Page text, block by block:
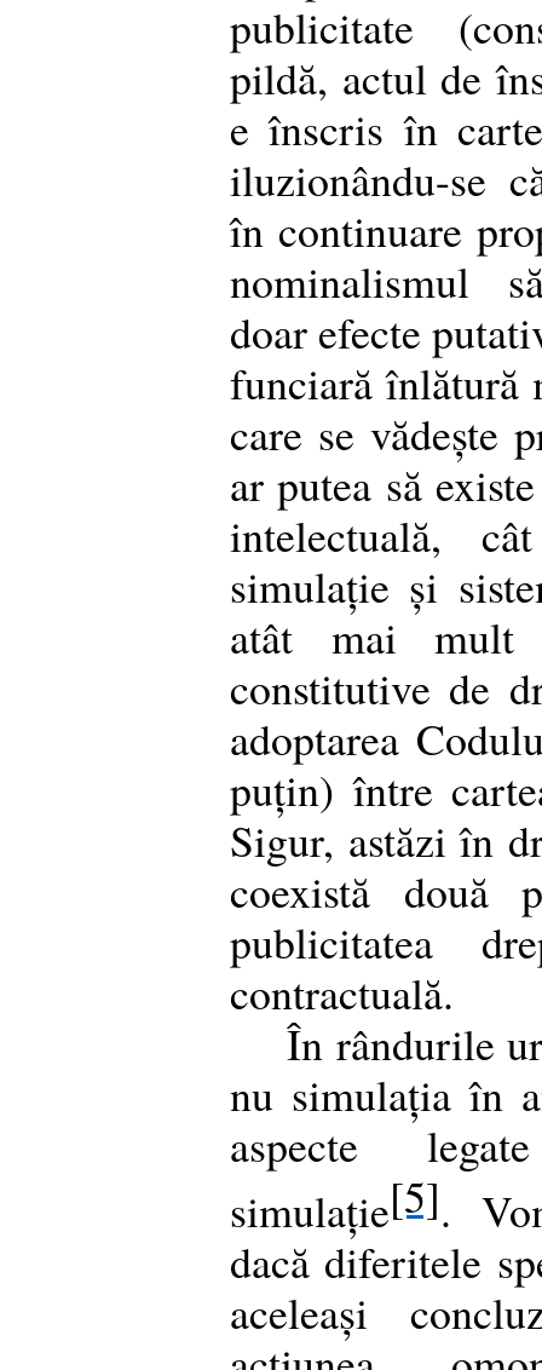
publicitate
pildă, actul de
e înscris în
iluzionându-se
în continuare
nominalismul
doar efecte
funciară înlătură
care se vădește
ar putea să
intelectuală,
simulație și
atât mai mult
constitutive de
adoptarea
puțin) între
Sigur, astăzi în
coexistă două
publicitatea
contractuală.
În rândurile
nu simulația în
aspecte
simulație[5].
dacă diferitele
aceleași